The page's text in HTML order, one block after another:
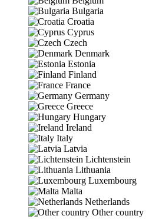
Bulgaria
Croatia
Cyprus
Czech
Denmark
Estonia
Finland
France
Germany
Greece
Hungary
Ireland
Italy
Latvia
Lichtenstein
Lithuania
Luxembourg
Malta
Netherlands
Other country